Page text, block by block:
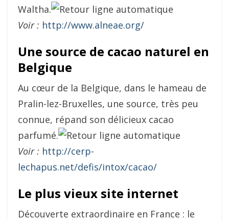
Waltha.
Voir : http://www.alneae.org/
Une source de cacao naturel en
Belgique
Au cœur de la Belgique, dans le hameau de
Pralin-lez-Bruxelles, une source, très peu
connue, répand son délicieux cacao
parfumé.
Voir : http://cerp-
lechapus.net/defis/intox/cacao/
Le plus vieux site internet
Découverte extraordinaire en France : le